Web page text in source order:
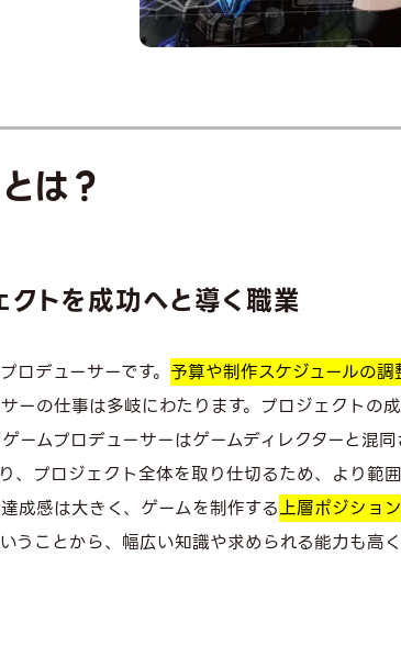
は？
クトを成功へと導く職業
ロデューサーです。 予算や制作スケジュールの調
ーの仕事は多岐にわたります。プロジェクトの
ームプロデューサーはゲームディレクターと混
、プロジェクト全体を取り仕切るため、より範
成感は大きく、ゲームを制作する上層ポジション
うことから、幅広い知識や求められる能力も高